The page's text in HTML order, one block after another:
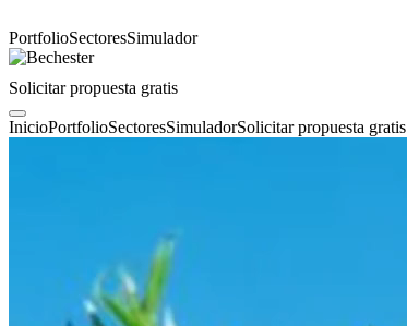
PortfolioSectoresSimulador
Solicitar propuesta gratis
InicioPortfolioSectoresSimuladorSolicitar propuesta gratis